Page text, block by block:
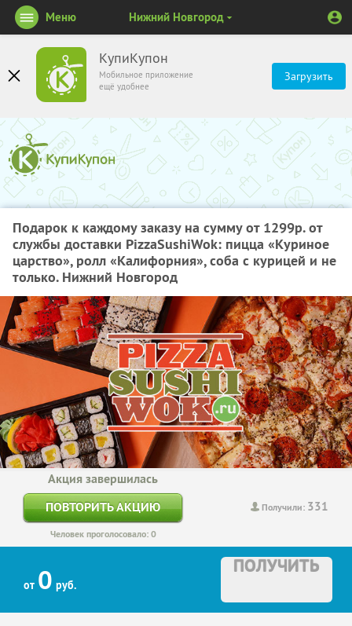
КупиКупон
Мобильное приложение
ещё удобнее
Загрузить
Меню Нижний Новгород
Подарок к каждому заказу на сумму от 1299р. от
службы доставки PizzaSushiWok: пицца «Куриное
царство», ролл «Калифорния», соба с курицей и не
только. Нижний Новгород
Получили: 331
Акция завершилась
ПОВТОРИТЬ АКЦИЮ
Человек проголосовало: 0
от 0 руб.
ПОЛУЧИТЬ